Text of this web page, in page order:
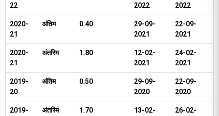
22
2022
2022
2020-
21
अंतिम ₹0.40
29-09-
2021
22-09-
2021
2020-
21
अंतरिम ₹1.80
12-02-
2021
24-02-
2021
2019-
20
अंतिम ₹0.50
29-09-
2020
22-09-
2020
2019-
अंतरिम ₹1.70
13-02-
26-02-